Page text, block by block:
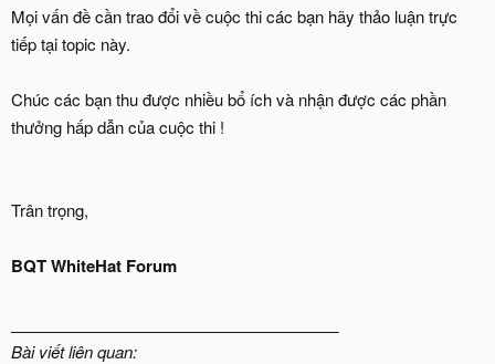
Mọi vấn đề cần trao đổi về cuộc thi các bạn hãy thảo luận trực
tiếp tại topic này.
Chúc các bạn thu được nhiều bổ ích và nhận được các phần
thưởng hấp dẫn của cuộc thi !
Trân trọng,
BQT WhiteHat Forum
Bài viết liên quan: